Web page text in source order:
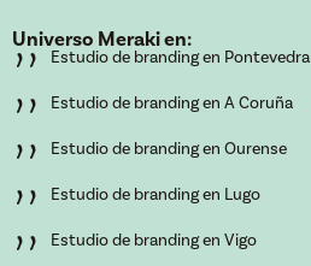
Universo Meraki en:
’’ Estudio de branding en Pontevedra
’’ Estudio de branding en A Coruña
’’ Estudio de branding en Ourense
’’ Estudio de branding en Lugo
’’ Estudio de branding en Vigo